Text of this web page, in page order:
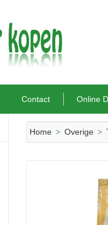
Contact Online
Home Overige